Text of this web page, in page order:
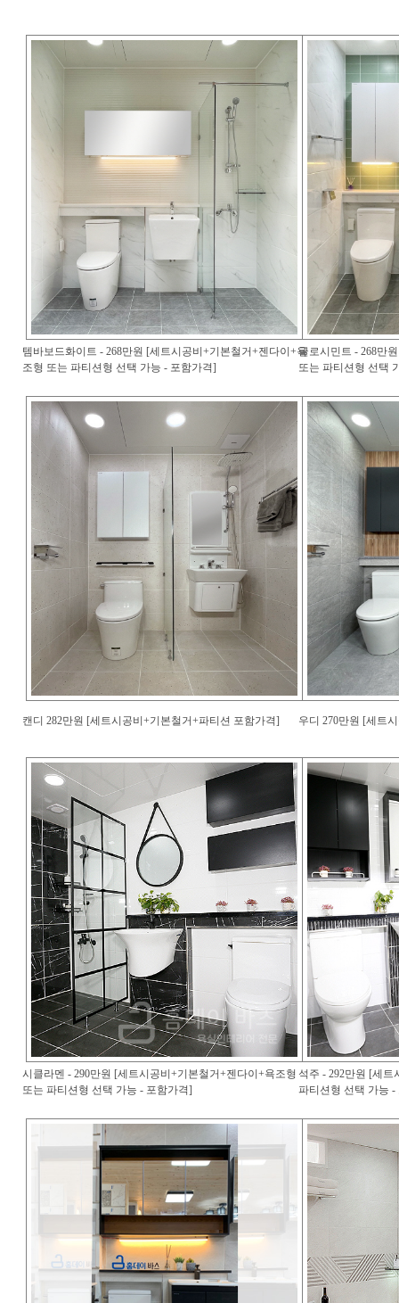
템바보드화이트 - 268만원 [세트시공비+기본철거+젠다이+욕
조형 또는 파티션형 선택 가능 - 포함가격]
글로시민트 - 268만
또는 파티션형 선택
캔디 282만원 [세트시공비+기본철거+파티션 포함가격] 우디 270만원 [세트
시클라멘 - 290만원 [세트시공비+기본철거+젠다이+욕조형
또는 파티션형 선택 가능 - 포함가격]
석주 - 292만원 [세
파티션형 선택 가능 -